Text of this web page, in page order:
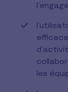
les